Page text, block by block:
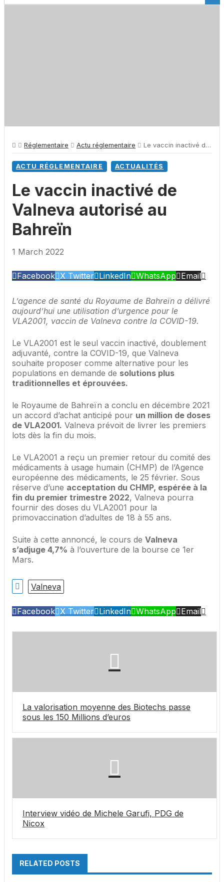
Réglementaire Actu réglementaire Le vaccin inactivé de Valneva autorisé au Bahreïn
ACTU RÉGLEMENTAIRE ACTUALITÉS
Le vaccin inactivé de
Valneva autorisé au
Bahreïn
1 March 2022
Facebook X Twitter LinkedIn WhatsApp Email
L’agence de santé du Royaume de Bahreïn a délivré
aujourd’hui une utilisation d’urgence pour le
VLA2001, vaccin de Valneva contre la COVID-19.
Le VLA2001 est le seul vaccin inactivé, doublement
adjuvanté, contre la COVID-19, que Valneva
souhaite proposer comme alternative pour les
populations en demande de solutions plus
traditionnelles et éprouvées.
le Royaume de Bahreïn a conclu en décembre 2021
un accord d’achat anticipé pour un million de doses
de VLA2001. Valneva prévoit de livrer les premiers
lots dès la fin du mois.
Le VLA2001 a reçu un premier retour du comité des
médicaments à usage humain (CHMP) de l’Agence
européenne des médicaments, le 25 février. Sous
réserve d’une acceptation du CHMP, espérée à la
fin du premier trimestre 2022, Valneva pourra
fournir des doses du VLA2001 pour la
primovaccination d’adultes de 18 à 55 ans.
Suite à cette annoncé, le cours de Valneva
s’adjuge 4,7% à l’ouverture de la bourse ce 1er
Mars.
Valneva
Facebook X Twitter LinkedIn WhatsApp Email
La valorisation moyenne des Biotechs passe
sous les 150 Millions d’euros
Interview vidéo de Michele Garufi, PDG de
Nicox
RELATED POSTS